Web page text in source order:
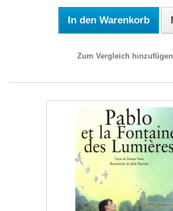
In den Warenkorb
Zum Vergleich hinzufügen